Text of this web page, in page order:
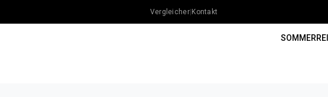
Vergleicher| Kontakt